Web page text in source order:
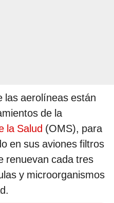
las aerolíneas están
de la
la Salud (OMS), para
en sus aviones filtros
renuevan cada tres
y microorganismos